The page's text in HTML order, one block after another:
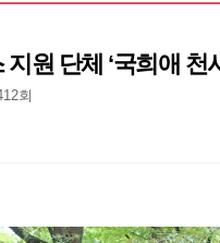
원 단체 ‘국희애
회